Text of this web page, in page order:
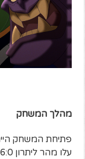
מהלך המשחק